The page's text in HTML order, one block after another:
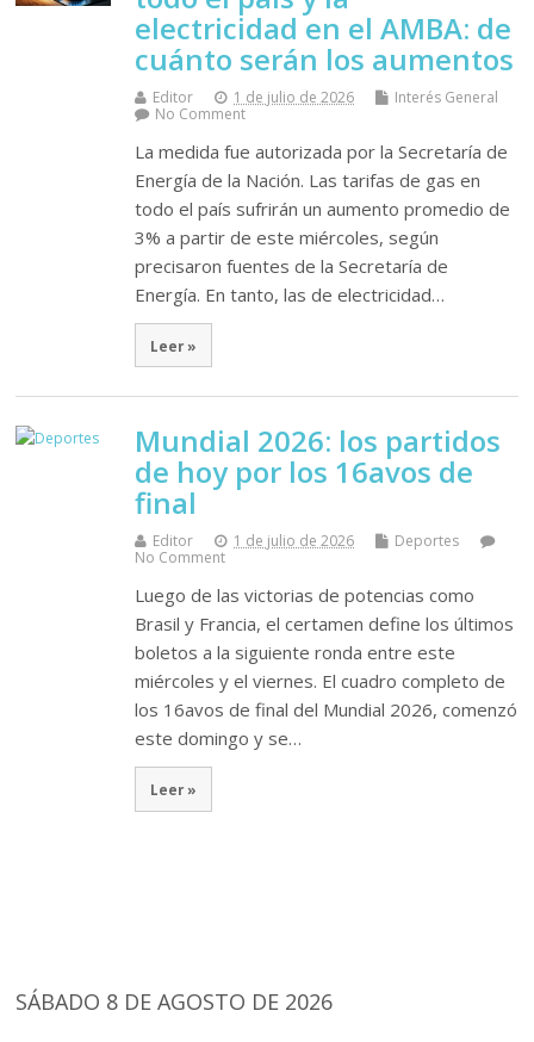
electricidad en el AMBA: de
cuánto serán los aumentos
Editor 1 de julio de 2026
Interés General
No Comment
La medida fue autorizada por la Secretaría de
Energía de la Nación. Las tarifas de gas en
todo el país sufrirán un aumento promedio de
3% a partir de este miércoles, según
precisaron fuentes de la Secretaría de
Energía. En tanto, las de electricidad…
Leer »
Mundial 2026: los partidos
de hoy por los 16avos de
final
Editor 1 de julio de 2026
Deportes
No Comment
Luego de las victorias de potencias como
Brasil y Francia, el certamen define los últimos
boletos a la siguiente ronda entre este
miércoles y el viernes. El cuadro completo de
los 16avos de final del Mundial 2026, comenzó
este domingo y se…
Leer »
SÁBADO 8 DE AGOSTO DE 2026